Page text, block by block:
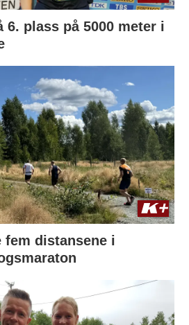
6. plass på 5000 meter i
fem distansene i